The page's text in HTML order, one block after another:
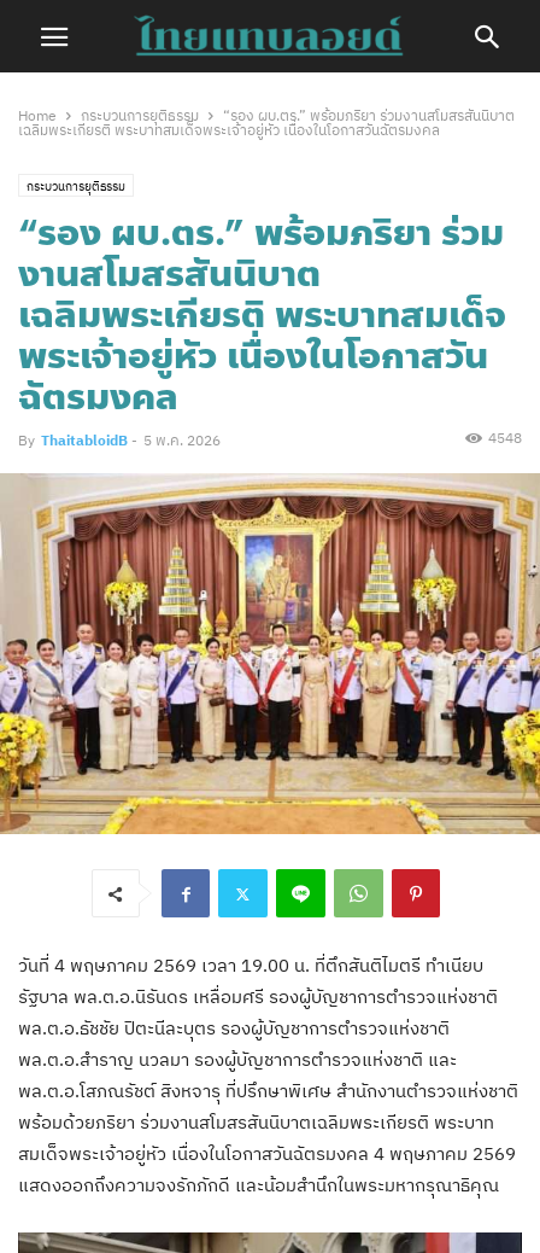
Home กระบวนการยุติธรรม
“รอง ผบ.ตร.” พร้อมภริยา ร่วมงานสโมสรสันนิบาต
เฉลิมพระเกียรติ พระบาทสมเด็จพระเจ้าอยู่หัว เนื่องในโอกาสวันฉัตรมงคล
กระบวนการยุติธรรม
“รอง ผบ.ตร.” พร้อมภริยา ร่วม
งานสโมสรสันนิบาต
เฉลิมพระเกียรติ พระบาทสมเด็จ
พระเจ้าอยู่หัว เนื่องในโอกาสวัน
ฉัตรมงคล
By ThaitabloidB - 5 พ.ค. 2026 4548
วันที่ 4 พฤษภาคม 2569 เวลา 19.00 น. ที่ตึกสันติไมตรี ทำเนียบ
รัฐบาล พล.ต.อ.นิรันดร เหลื่อมศรี รองผู้บัญชาการตำรวจแห่งชาติ
พล.ต.อ.ธัชชัย ปิตะนีละบุตร รองผู้บัญชาการตำรวจแห่งชาติ
พล.ต.อ.สำราญ นวลมา รองผู้บัญชาการตำรวจแห่งชาติ และ
พล.ต.อ.โสภณรัชต์ สิงหจารุ ที่ปรึกษาพิเศษ สำนักงานตำรวจแห่งชาติ
พร้อมด้วยภริยา ร่วมงานสโมสรสันนิบาตเฉลิมพระเกียรติ พระบาท
สมเด็จพระเจ้าอยู่หัว เนื่องในโอกาสวันฉัตรมงคล 4 พฤษภาคม 2569
แสดงออกถึงความจงรักภักดี และน้อมสำนึกในพระมหากรุณาธิคุณ